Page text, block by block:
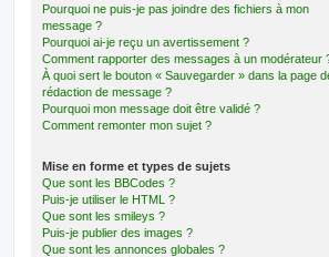
Pourquoi ne puis-je pas joindre des fichiers à mon
message ?
Pourquoi ai-je reçu un avertissement ?
Comment rapporter des messages à un modérateur
À quoi sert le bouton « Sauvegarder » dans la page
rédaction de message ?
Pourquoi mon message doit être validé ?
Comment remonter mon sujet ?
Mise en forme et types de sujets
Que sont les BBCodes ?
Puis-je utiliser le HTML ?
Que sont les smileys ?
Puis-je publier des images ?
Que sont les annonces globales ?